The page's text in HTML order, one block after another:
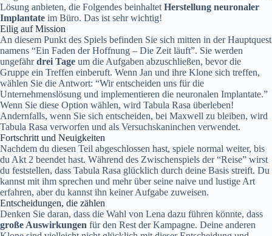
Lösung anbieten, die Folgendes beinhaltet Herstellung neuronaler
Implantate im Büro. Das ist sehr wichtig!
Eilig auf Mission
An diesem Punkt des Spiels befinden Sie sich mitten in der Hauptquest
namens “Ein Faden der Hoffnung – Die Zeit läuft”. Sie werden
ungefährdrei Tage um die Aufgaben abzuschließen, bevor die
Gruppe ein Treffen einberuft. Wenn Jan und ihre Klone sich treffen,
wählen Sie die Antwort: “Wir entscheiden uns für die
Unternehmenslösung und implementieren die neuronalen Implantate.”
Wenn Sie diese Option wählen, wird Tabula Rasa überleben!
Andernfalls, wenn Sie sich entscheiden, bei Maxwell zu bleiben, wird
Tabula Rasa verworfen und als Versuchskaninchen verwendet.
Fortschritt und Neuigkeiten
Nachdem du diesen Teil abgeschlossen hast, spiele normal weiter, bis
du Akt 2 beendet hast. Während des Zwischenspiels der “Reise” wirst
du feststellen, dass Tabula Rasa glücklich durch deine Basis streift. Du
kannst mit ihm sprechen und mehr über seine naive und lustige Art
erfahren, aber du kannst ihn keiner Aufgabe zuweisen.
Entscheidungen, die zählen
Denken Sie daran, dass die Wahl von Lena dazu führen könnte, dass
große Auswirkungen für den Rest der Kampagne. Deine anderen